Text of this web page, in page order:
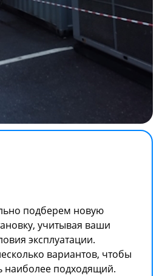
подберем новую
учитывая ваши
эксплуатации.
вариантов, чтобы
наиболее подходящий.